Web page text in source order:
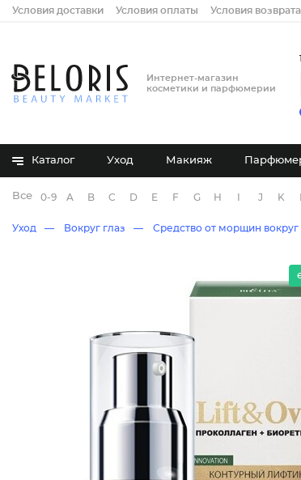
Условия доставки Условия оплаты Условия возврата
Интернет-магазин
косметики и парфюмерии
Каталог Уход Макияж
Все бренды
0-9 A B C D E F G H J K
Уход Вокруг глаз Средство от морщин вокруг